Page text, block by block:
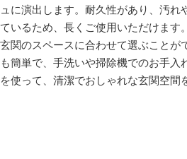
ュに演出します。耐久性があり、汚れ
ているため、長くご使用いただけます
玄関のスペースに合わせて選ぶことが
も簡単で、手洗いや掃除機でのお手入
を使って、清潔でおしゃれな玄関空間